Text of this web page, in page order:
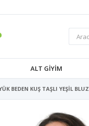
ALT GİYİM
BEDEN KUŞ TAŞLI YEŞİL BLUZ